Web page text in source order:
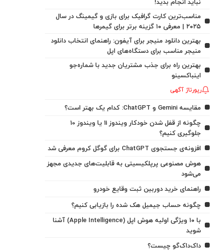
نباید انجام بدید!
مناسب‌ترین کارت گرافیک برای بازی و گیمینگ در سال
۲۰۲۵ | معرفی ۱۰ گزینه برتر برای گیمرها
بهترین دانلود منیجر برای آیفون: راهنمای انتخاب دانلود
منیجر مناسب برای دستگاه‌های اپل
بهترین راه برای جذب مشتریان جدید با شماره‌جو
اینباکسینو
رپورتاژ آگهی
مقایسه Gemini و ChatGPT: کدام یک بهتر است؟
چگونه از قفل شدن خودکار ویندوز 11 یا ویندوز 10
جلوگیری کنیم؟
افزونه‌ی جستجوی ChatGPT برای گوگل کروم معرفی شد
هوش مصنوعی پرپلکیسیتی به قابلیت‌های جدیدی مجهز
می‌شود
راهنمای خرید دوربین ثبت وقایع خودرو
چگونه حساب جیمیل هک شده را بازیابی کنیم؟
با ۱۰ ویژگی اولیه هوش اپل (Apple Intelligence) آشنا
شوید
داک‌داک‌گو چیست؟